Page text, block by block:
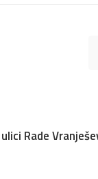
Rade